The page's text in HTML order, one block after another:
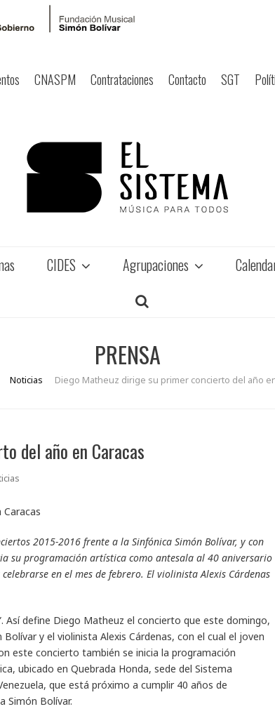
CNASPM Contrataciones Contacto SGT
CIDES Agrupaciones
PRENSA
Noticias Diego Matheuz dirige su primer concierto del año
del año en Caracas
2015-2016 frente a la Sinfónica Simón Bolívar, y con
su programación artística como antesala al 40 aniversario
en el mes de febrero. El violinista Alexis Cárdenas
Así define Diego Matheuz el concierto que este domingo,
y el violinista Alexis Cárdenas, con el cual el joven
este concierto también se inicia la programación
ubicado en Quebrada Honda, sede del Sistema
que está próximo a cumplir 40 años de
Simón Bolívar.